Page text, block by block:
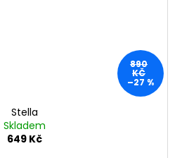
890
KČ
–27 %
Stella
Skladem
649 Kč